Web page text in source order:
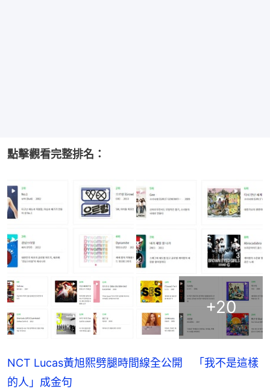
點擊觀看完整排名：
+20
NCT Lucas黃旭熙劈腿時間線全公開 「我不是這樣
的人」成金句